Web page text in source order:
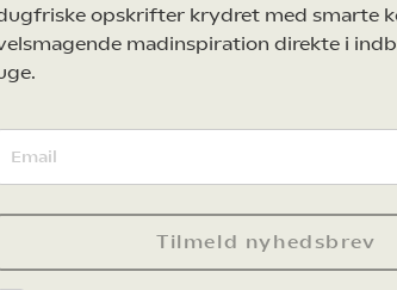
opskrifter krydret med smarte
madinspiration direkte i
Tilmeld nyhedsbrev